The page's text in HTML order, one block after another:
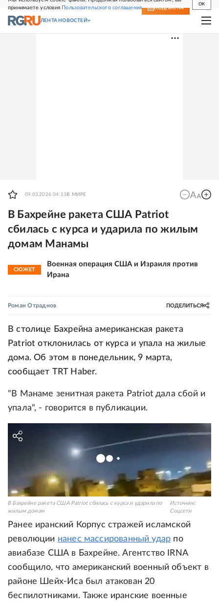
принимаете условия Пользовательского соглашения
OK
СВЕЖИЙ НОМЕР ПОДПИСКА
ЛЕНТА НОВОСТЕЙ
09.03.2026 04:13 В МИРЕ
В Бахрейне ракета США Patriot
сбилась с курса и ударила по жилым
домам Манамы
СЮЖЕТ
Военная операция США и Израиля против
Ирана
Роман Отраднов ПОДЕЛИТЬСЯ
В столице Бахрейна американская ракета
Patriot отклонилась от курса и упала на жилые
дома. Об этом в понедельник, 9 марта,
сообщает TRT Haber.
"В Манаме зенитная ракета Patriot дала сбой и
упала", - говорится в публикации.
В Бахрейне ракета США Patriot сбилась с курса и ударила по
жилым домам
Источник:
Соцсети
Ранее иранский Корпус стражей исламской
революции нанес массированный удар по
авиабазе США в Бахрейне. Агентство IRNA
сообщило, что американский военный объект в
районе Шейх-Иса был атакован 20
беспилотниками. Также иранские военные